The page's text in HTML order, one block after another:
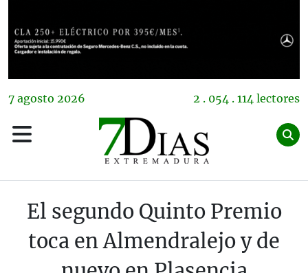
7 agosto 2026 2 . 054 . 114 lectores
El segundo Quinto Premio
toca en Almendralejo y de